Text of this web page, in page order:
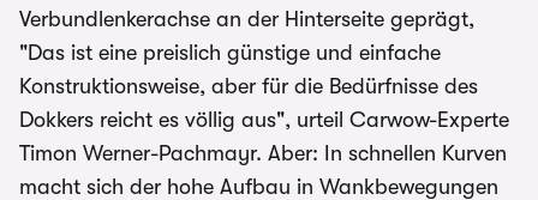
Verbundlenkerachse an der Hinterseite geprägt,
"Das ist eine preislich günstige und einfache
Konstruktionsweise, aber für die Bedürfnisse des
Dokkers reicht es völlig aus", urteil Carwow-Experte
Timon Werner-Pachmayr. Aber: In schnellen Kurven
macht sich der hohe Aufbau in Wankbewegungen